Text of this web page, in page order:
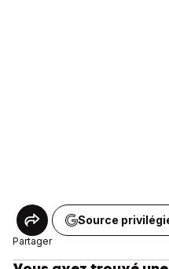
Partager
Source